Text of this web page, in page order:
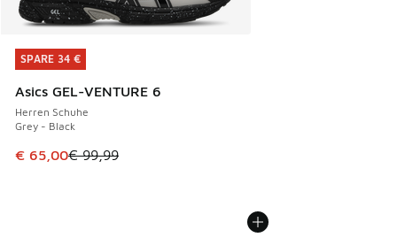
SPARE 34 €
Asics GEL-VENTURE 6
Herren Schuhe
Grey - Black
Dieser Artikel ist im Sale. Der Preis ist von € 99,99 auf €
€ 65,00€ 99,99
SPARE 34 €